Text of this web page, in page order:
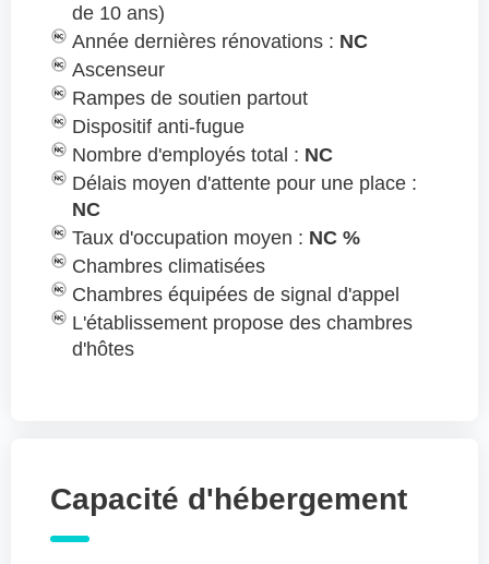
de 10 ans)
Année dernières rénovations : NC
Ascenseur
Rampes de soutien partout
Dispositif anti-fugue
Nombre d'employés total : NC
Délais moyen d'attente pour une place :
NC
Taux d'occupation moyen : NC %
Chambres climatisées
Chambres équipées de signal d'appel
L'établissement propose des chambres
d'hôtes
Capacité d'hébergement